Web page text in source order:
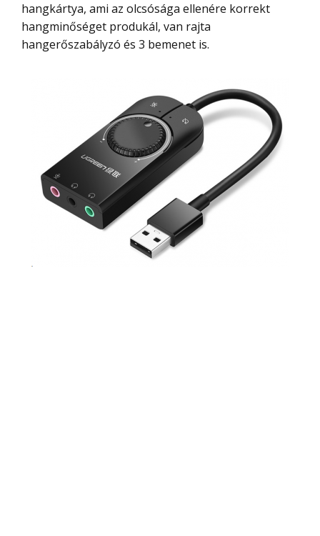
hangkártya, ami az olcsósága ellenére korrekt
hangminőséget produkál, van rajta
hangerőszabályzó és 3 bemenet is.